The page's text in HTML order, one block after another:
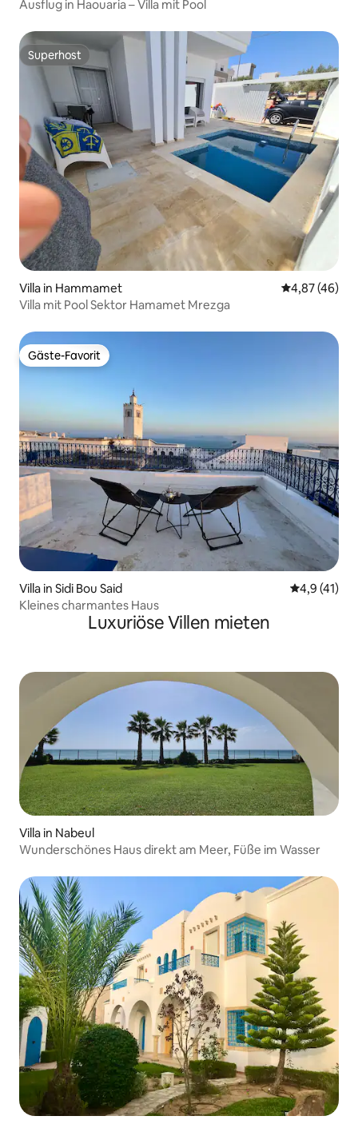
Ausflug in Haouaria – Villa mit Pool
Superhost
Superhost
Villa in Hammamet
4,87 (46)
Villa mit Pool Sektor Hamamet Mrezga
Gäste-Favorit
Gäste-Favorit
Villa in Sidi Bou Said
4,9 (41)
Kleines charmantes Haus
Luxuriöse Villen mieten
Villa in Nabeul‎
Wunderschönes Haus direkt am Meer, Füße im Wasser